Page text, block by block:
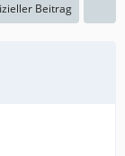
Beitrag